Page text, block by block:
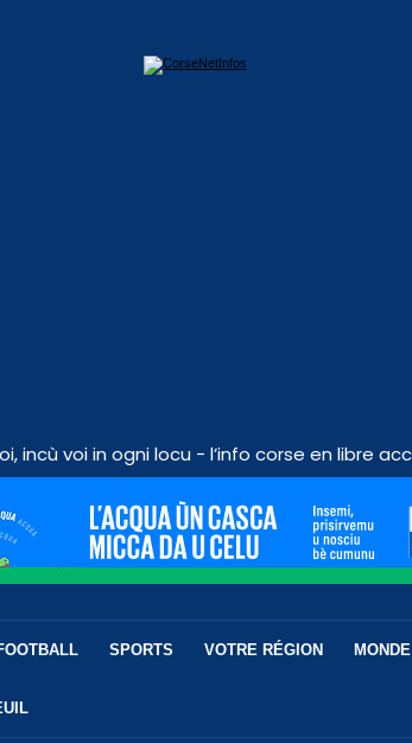
incù voi in ogni locu - l’info corse en libre
SPORTS VOTRE RÉGION MONDE